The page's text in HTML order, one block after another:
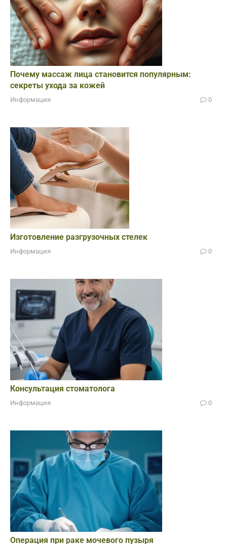
Почему массаж лица становится популярным:
секреты ухода за кожей
Информация 0
Изготовление разгрузочных стелек
Информация 0
Консультация стоматолога
Информация 0
Операция при раке мочевого пузыря